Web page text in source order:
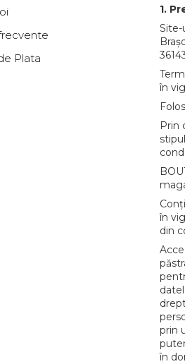
1.
Site-
în
Prin
în
din
prin
în
Plata